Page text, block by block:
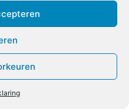
en haakaas